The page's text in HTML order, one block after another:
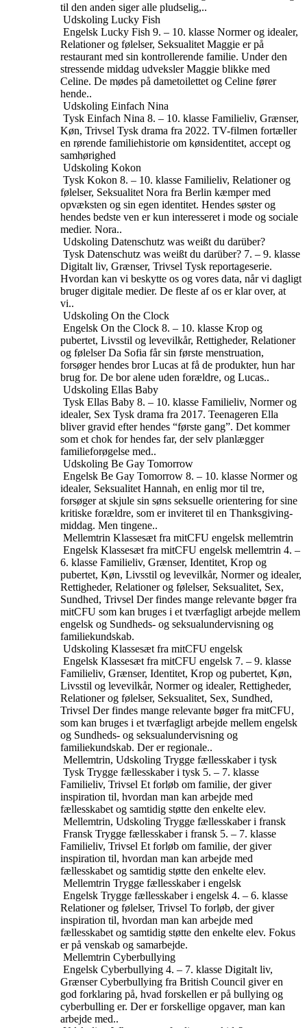
til den anden siger alle pludselig,..
Udskoling Lucky Fish
Engelsk Lucky Fish 9. – 10. klasse Normer og idealer,
Relationer og følelser, Seksualitet Maggie er på
restaurant med sin kontrollerende familie. Under den
stressende middag udveksler Maggie blikke med
Celine. De mødes på dametoilettet og Celine fører
hende..
Udskoling Einfach Nina
Tysk Einfach Nina 8. – 10. klasse Familieliv, Grænser,
Køn, Trivsel Tysk drama fra 2022. TV-filmen fortæller
en rørende familiehistorie om kønsidentitet, accept og
samhørighed
Udskoling Kokon
Tysk Kokon 8. – 10. klasse Familieliv, Relationer og
følelser, Seksualitet Nora fra Berlin kæmper med
opvæksten og sin egen identitet. Hendes søster og
hendes bedste ven er kun interesseret i mode og sociale
medier. Nora..
Udskoling Datenschutz was weißt du darüber?
Tysk Datenschutz was weißt du darüber? 7. – 9. klasse
Digitalt liv, Grænser, Trivsel Tysk reportageserie.
Hvordan kan vi beskytte os og vores data, når vi dagligt
bruger digitale medier. De fleste af os er klar over, at
vi..
Udskoling On the Clock
Engelsk On the Clock 8. – 10. klasse Krop og
pubertet, Livsstil og levevilkår, Rettigheder, Relationer
og følelser Da Sofia får sin første menstruation,
forsøger hendes bror Lucas at få de produkter, hun har
brug for. De bor alene uden forældre, og Lucas..
Udskoling Ellas Baby
Tysk Ellas Baby 8. – 10. klasse Familieliv, Normer og
idealer, Sex Tysk drama fra 2017. Teenageren Ella
bliver gravid efter hendes “første gang”. Det kommer
som et chok for hendes far, der selv planlægger
familieforøgelse med..
Udskoling Be Gay Tomorrow
Engelsk Be Gay Tomorrow 8. – 10. klasse Normer og
idealer, Seksualitet Hannah, en enlig mor til tre,
forsøger at skjule sin søns seksuelle orientering for sine
kritiske forældre, som er inviteret til en Thanksgiving-
middag. Men tingene..
Mellemtrin Klassesæt fra mitCFU engelsk mellemtrin
Engelsk Klassesæt fra mitCFU engelsk mellemtrin 4. –
6. klasse Familieliv, Grænser, Identitet, Krop og
pubertet, Køn, Livsstil og levevilkår, Normer og idealer,
Rettigheder, Relationer og følelser, Seksualitet, Sex,
Sundhed, Trivsel Der findes mange relevante bøger fra
mitCFU som kan bruges i et tværfagligt arbejde mellem
engelsk og Sundheds- og seksualundervisning og
familiekundskab.
Udskoling Klassesæt fra mitCFU engelsk
Engelsk Klassesæt fra mitCFU engelsk 7. – 9. klasse
Familieliv, Grænser, Identitet, Krop og pubertet, Køn,
Livsstil og levevilkår, Normer og idealer, Rettigheder,
Relationer og følelser, Seksualitet, Sex, Sundhed,
Trivsel Der findes mange relevante bøger fra mitCFU,
som kan bruges i et tværfagligt arbejde mellem engelsk
og Sundheds- og seksualundervisning og
familiekundskab. Der er regionale..
Mellemtrin, Udskoling Trygge fællesskaber i tysk
Tysk Trygge fællesskaber i tysk 5. – 7. klasse
Familieliv, Trivsel Et forløb om familie, der giver
inspiration til, hvordan man kan arbejde med
fællesskabet og samtidig støtte den enkelte elev.
Mellemtrin, Udskoling Trygge fællesskaber i fransk
Fransk Trygge fællesskaber i fransk 5. – 7. klasse
Familieliv, Trivsel Et forløb om familie, der giver
inspiration til, hvordan man kan arbejde med
fællesskabet og samtidig støtte den enkelte elev.
Mellemtrin Trygge fællesskaber i engelsk
Engelsk Trygge fællesskaber i engelsk 4. – 6. klasse
Relationer og følelser, Trivsel To forløb, der giver
inspiration til, hvordan man kan arbejde med
fællesskabet og samtidig støtte den enkelte elev. Fokus
er på venskab og samarbejde.
Mellemtrin Cyberbullying
Engelsk Cyberbullying 4. – 7. klasse Digitalt liv,
Grænser Cyberbullying fra British Council giver en
god forklaring på, hvad forskellen er på bullying og
cyberbulling er. Der er forskellige opgaver, man kan
arbejde med..